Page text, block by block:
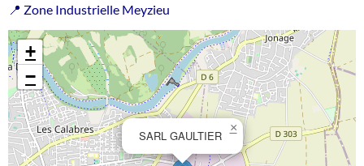
📍 Zone Industrielle Meyzieu
SARL GAULTIER
×
+
−